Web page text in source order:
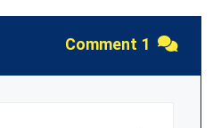
1 Comment